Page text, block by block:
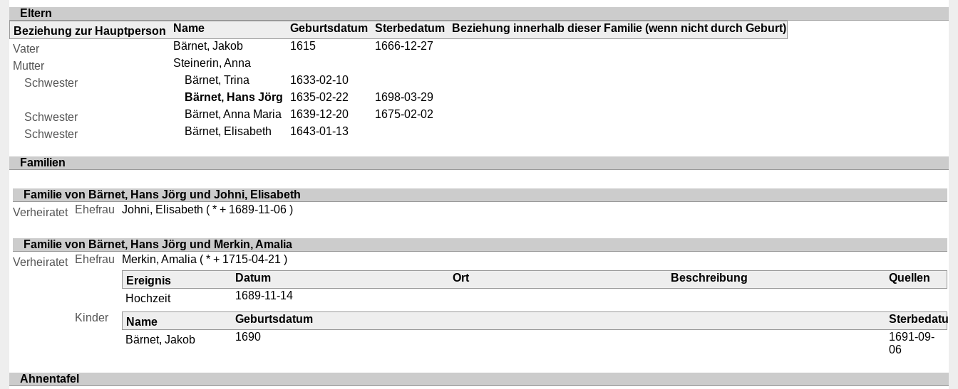
Eltern
Beziehung zur Hauptperson
Name Geburtsdatum Sterbedatum
Beziehung innerhalb dieser Familie (wenn nicht durch Geburt)
Vater
Bärnet, Jakob 1615
1666-12-27
Mutter
Steinerin, Anna
Schwester
Bärnet, Trina
1633-02-10
Bärnet, Hans Jörg
1635-02-22
1698-03-29
Schwester
Bärnet, Anna Maria 1639-12-20
1675-02-02
Schwester
Bärnet, Elisabeth 1643-01-13
Familien
Familie von Bärnet, Hans Jörg und Johni, Elisabeth
Verheiratet
Ehefrau Johni, Elisabeth ( * + 1689-11-06 )
Familie von Bärnet, Hans Jörg und Merkin, Amalia
Verheiratet
Ehefrau Merkin, Amalia ( * + 1715-04-21 )
Ereignis
Datum Ort Beschreibung
Quellen
Hochzeit
1689-11-14
Kinder
Name Geburtsdatum
Bärnet, Jakob
1690
1691-09-
06
Ahnentafel